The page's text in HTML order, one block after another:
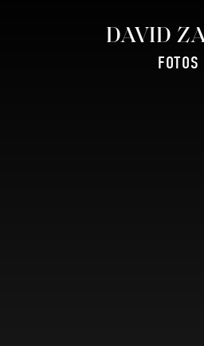
DAVID
FOTOS